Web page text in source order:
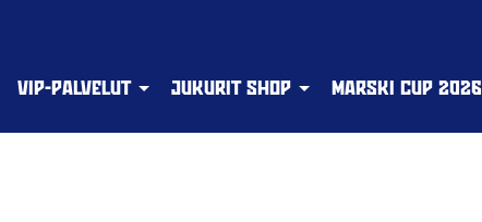
VIP-PALVELUT JUKURIT SHOP MARSKI CUP 2026